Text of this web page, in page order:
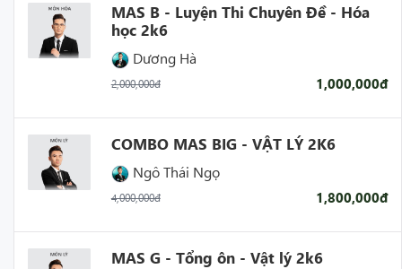
MAS B - Luyện Thi Chuyên Đề - Hóa
học 2k6
Dương Hà
2,000,000đ 1,000,000đ
COMBO MAS BIG - VẬT LÝ 2K6
Ngô Thái Ngọ
4,000,000đ 1,800,000đ
MAS G - Tổng ôn - Vật lý 2k6